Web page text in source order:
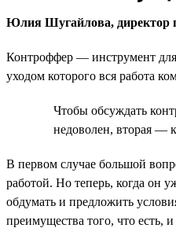
Юлия Шугайлова, директор
Контроффер — инструмент
уходом которого вся работа
Чтобы обсуждать
недоволен, вторая —
В первом случае большой
работой. Но теперь, когда он
обдумать и предложить
преимущества того, что есть,